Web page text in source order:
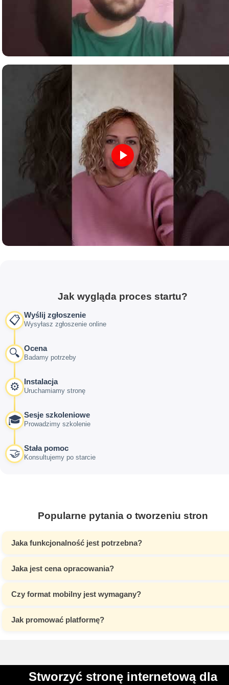
Jak wygląda proces startu?
📋 Wyślij zgłoszenie
Wysyłasz zgłoszenie online
🔍 Ocena
Badamy potrzeby
⚙️ Instalacja
Uruchamiamy stronę
🎓 Sesje szkoleniowe
Prowadzimy szkolenie
🤝 Stała pomoc
Konsultujemy po starcie
Popularne pytania o tworzeniu stron
Jaka funkcjonalność jest potrzebna?
Jaka jest cena opracowania?
Czy format mobilny jest wymagany?
Jak promować platformę?
Stworzyć stronę internetową dla